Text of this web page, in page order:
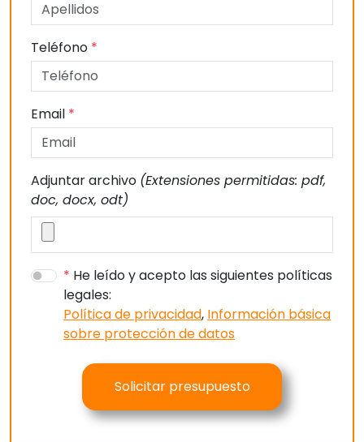
Teléfono *
Email *
Adjuntar archivo (Extensiones permitidas: pdf,
doc, docx, odt)
* He leído y acepto las siguientes políticas
legales:
Política de privacidad, Información básica
sobre protección de datos
Solicitar presupuesto